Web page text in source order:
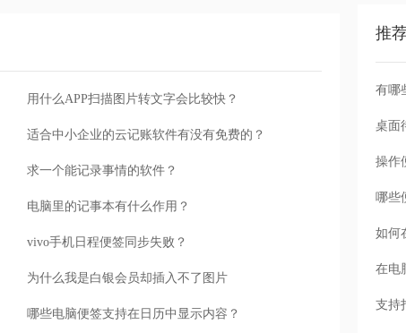
用什么APP扫描图片转文字会比较快？
适合中小企业的云记账软件有没有免费的？
求一个能记录事情的软件？
电脑里的记事本有什么作用？
vivo手机日程便签同步失败？
为什么我是白银会员却插入不了图片
哪些电脑便签支持在日历中显示内容？
推
有哪
桌面
操作
哪些
如何
在电
支持